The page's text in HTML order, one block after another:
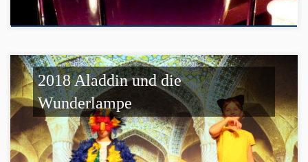
2018 Aladdin und die
Wunderlampe